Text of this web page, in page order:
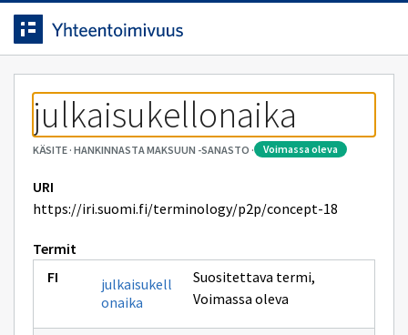
Siirrytty
sivulle
Siirry suoraan sisältöön.
KÄSITE· HANKINNASTA MAKSUUN -SANASTO · voimassa oleva
URI
https://iri.suomi.fi/terminology/p2p/concept-18
Termit
julkaisukell
onaika
Suositettava termi,
Voimassa oleva